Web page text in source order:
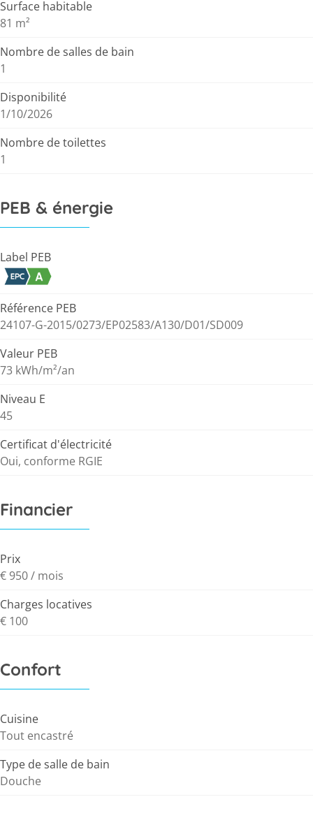
Surface habitable
81 m²
Nombre de salles de bain
1
Disponibilité
1/10/2026
Nombre de toilettes
1
PEB & énergie
Label PEB
Référence PEB
24107-G-2015/0273/EP02583/A130/D01/SD009
Valeur PEB
73 kWh/m²/an
Niveau E
45
Certificat d'électricité
Oui, conforme RGIE
Financier
Prix
€ 950 / mois
Charges locatives
€ 100
Confort
Cuisine
Tout encastré
Type de salle de bain
Douche